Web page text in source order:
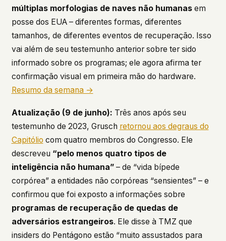
múltiplas morfologias de naves não humanasem
posse dos EUA – diferentes formas, diferentes
tamanhos, de diferentes eventos de recuperação. Isso
vai além de seu testemunho anterior sobre ter sido
informado sobre os programas; ele agora afirma ter
confirmação visual em primeira mão do hardware.
Resumo da semana →
Atualização (9 de junho): Três anos após seu
testemunho de 2023, Grusch retornou aos degraus do
Capitólio com quatro membros do Congresso. Ele
descreveu “pelo menos quatro tipos de
inteligência não humana”– de “vida bípede
corpórea” a entidades não corpóreas “sensientes” – e
confirmou que foi exposto a informações sobre
programas de recuperação de quedas de
adversários estrangeiros. Ele disse à TMZ que
insiders do Pentágono estão “muito assustados para